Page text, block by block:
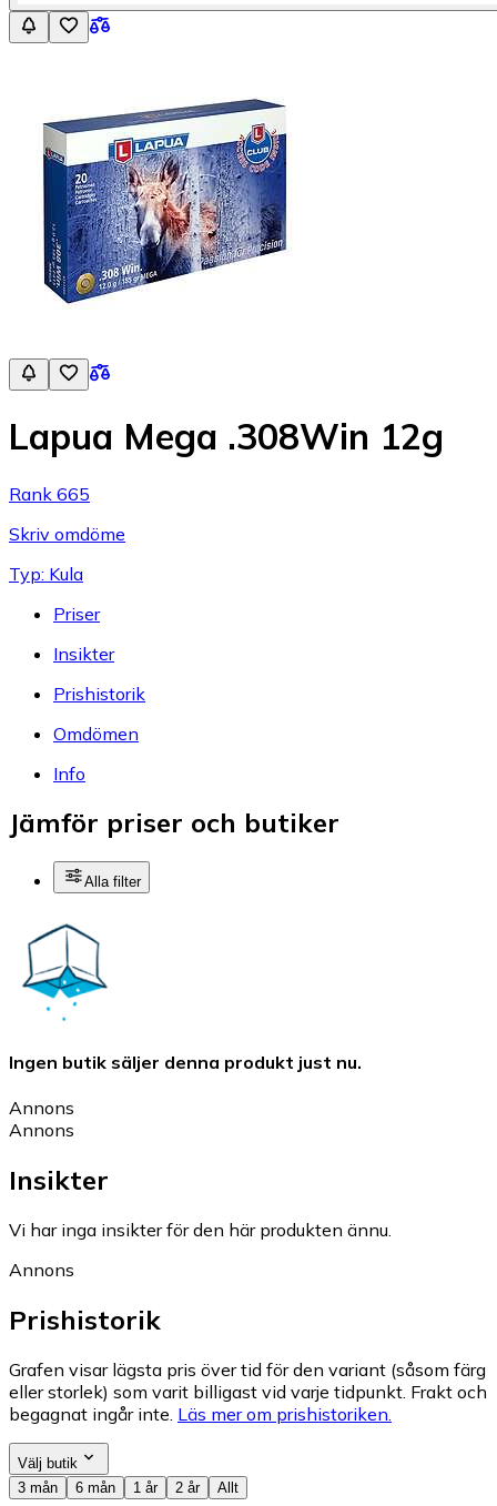
Lapua Mega .308Win 12g
Rank 665
Skriv omdöme
Typ: Kula
Priser
Insikter
Prishistorik
Omdömen
Info
Jämför priser och butiker
Alla filter
Ingen butik säljer denna produkt just nu.
Annons
Annons
Insikter
Vi har inga insikter för den här produkten ännu.
Annons
Prishistorik
Grafen visar lägsta pris över tid för den variant (såsom färg
eller storlek) som varit billigast vid varje tidpunkt. Frakt och
begagnat ingår inte. Läs mer om prishistoriken.
Välj butik
3 mån
6 mån 1 år 2 år Allt